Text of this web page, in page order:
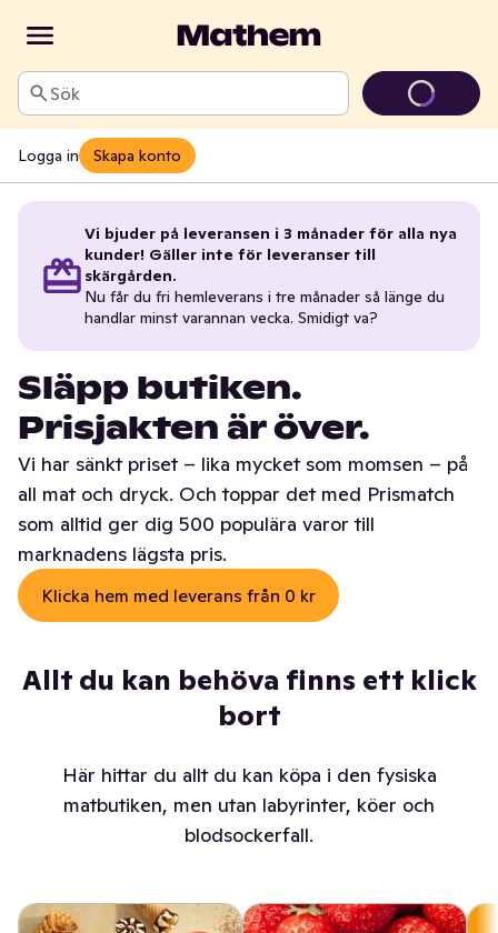
Sök
Logga in Skapa konto
Vi bjuder på leveransen i 3 månader för alla nya
kunder! Gäller inte för leveranser till
skärgården.
Nu får du fri hemleverans i tre månader så länge du
handlar minst varannan vecka. Smidigt va?
Släpp butiken.
Prisjakten är över.
Vi har sänkt priset – lika mycket som momsen – på
all mat och dryck. Och toppar det med Prismatch
som alltid ger dig 500 populära varor till
marknadens lägsta pris.
Klicka hem med leverans från 0 kr
Allt du kan behöva finns ett klick
bort
Här hittar du allt du kan köpa i den fysiska
matbutiken, men utan labyrinter, köer och
blodsockerfall.